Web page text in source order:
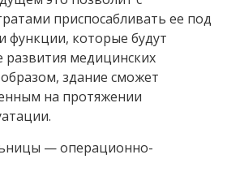
приспосабливать ее под
функции, которые будут
развития медицинских
здание сможет
на протяжении
— операционно-